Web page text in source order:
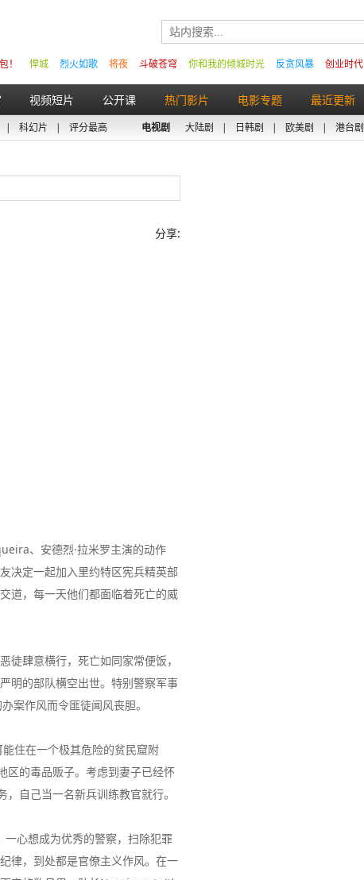
创业时代
反贪风暴
你和我的倾城时光
斗破苍穹
将夜
烈火如歌
悍城
！
视频短片 公开课 热门影片 电影专题 最近更新
| 科幻片 | 评分最高 电视剧 大陆剧 | 日韩剧 | 欧美剧 | 港台剧
分享:
、安德烈·拉米罗主演的动作
决定一起加入里约特区宪兵精英部
道，每一天他们都面临着死亡的威
肆意横行，死亡如同家常便饭，
明的部队横空出世。特别警察军事
作风而令匪徒闻风丧胆。
住在一个极其危险的贫民窟附
的毒品贩子。考虑到妻子已经怀
自己当一名新兵训练教官就行。
心想成为优秀的警察，扫除犯罪
律，到处都是官僚主义作风。在一